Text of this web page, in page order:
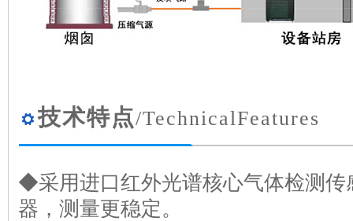
技术特点/TechnicalFeatures
◆采用进口红外光谱核心气体检测传
器，测量更稳定。